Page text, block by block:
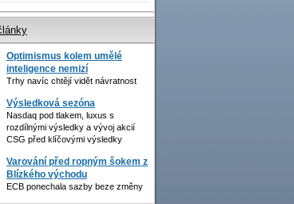
Optimismus kolem umělé
inteligence nemizí
Trhy navíc chtějí vidět návratnost
Výsledková sezóna
Nasdaq pod tlakem, luxus s
rozdílnými výsledky a vývoj akcií
CSG před klíčovými výsledky
Varování před ropným šokem z
Blízkého východu
ECB ponechala sazby beze změny